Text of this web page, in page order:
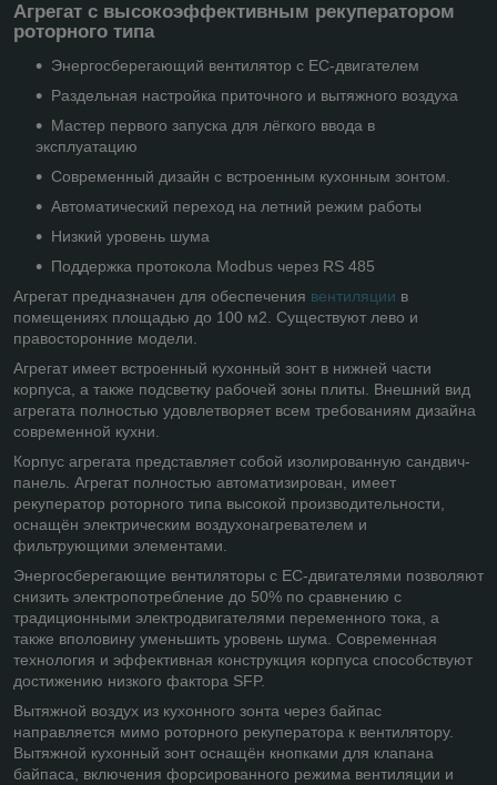
Агрегат с высокоэффективным рекуператором
роторного типа
Энергосберегающий вентилятор с ЕС-двигателем
Раздельная настройка приточного и вытяжного воздуха
Мастер первого запуска для лёгкого ввода в
эксплуатацию
Современный дизайн с встроенным кухонным зонтом.
Автоматический переход на летний режим работы
Низкий уровень шума
Поддержка протокола Modbus через RS 485
Агрегат предназначен для обеспечения вентиляции в
помещениях площадью до 100 м2. Существуют лево и
правосторонние модели.
Агрегат имеет встроенный кухонный зонт в нижней части
корпуса, а также подсветку рабочей зоны плиты. Внешний вид
агрегата полностью удовлетворяет всем требованиям дизайна
современной кухни.
Корпус агрегата представляет собой изолированную сандвич-
панель. Агрегат полностью автоматизирован, имеет
рекуператор роторного типа высокой производительности,
оснащён электрическим воздухонагревателем и
фильтрующими элементами.
Энергосберегающие вентиляторы с ЕС-двигателями позволяют
снизить электропотребление до 50% по сравнению с
традиционными электродвигателями переменного тока, а
также вполовину уменьшить уровень шума. Современная
технология и эффективная конструкция корпуса способствуют
достижению низкого фактора SFP.
Вытяжной воздух из кухонного зонта через байпас
направляется мимо роторного рекуператора к вентилятору.
Вытяжной кухонный зонт оснащён кнопками для клапана
байпаса, включения форсированного режима вентиляции и